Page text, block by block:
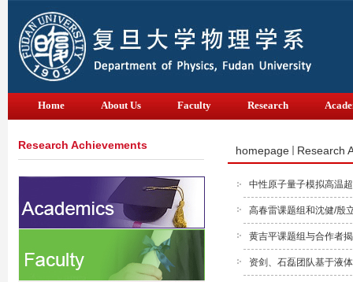
Home About Us Faculty Research
Research Achievements homepage Research
中性原子量子模拟高温
高春雷课题组和沈健/殷
黄吉平课题组与合作者
资剑、石磊团队基于液